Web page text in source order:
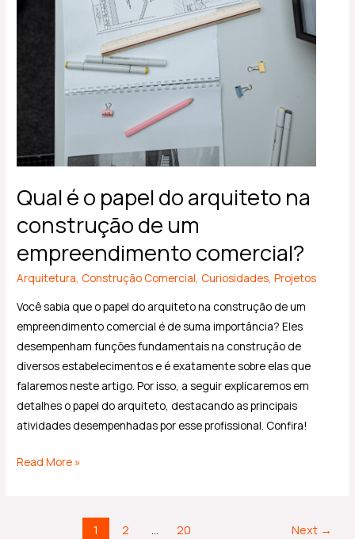
Qual é o papel do arquiteto na
construção de um
empreendimento comercial?
Arquitetura, Construção Comercial, Curiosidades,Projetos
Você sabia que o papel do arquiteto na construção de um
empreendimento comercial é de suma importância? Eles
desempenham funções fundamentais na construção de
diversos estabelecimentos e é exatamente sobre elas que
falaremos neste artigo. Por isso, a seguir explicaremos em
detalhes o papel do arquiteto, destacando as principais
atividades desempenhadas por esse profissional. Confira!
Read More »
1 2 … 20 Next →